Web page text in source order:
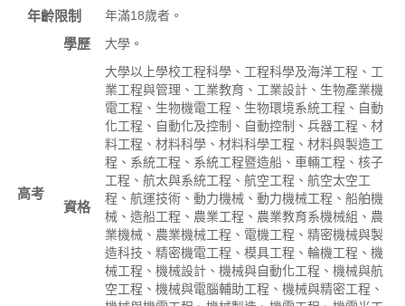
年齡限制 年滿18歲者。
高考
學歷 大學。
資格
大學以上學校工程科學、工程科學及海洋工程、工
業工程與管理、工業教育、工業設計、生物產業機
電工程、生物機電工程、生物環境系統工程、自動
化工程、自動化及控制、自動控制、兵器工程、材
料工程、材料科學、材料科學工程、材料與製造工
程、系統工程、系統工程暨造船、車輛工程、核子
工程、航太與系統工程、航空工程、航空太空工
程、航運技術、動力機械、動力機械工程、船舶機
械、造船工程、農業工程、農業教育系機械組、農
業機械、農業機械工程、電機工程、精密機械與製
造科技、精密機電工程、模具工程、輪機工程、機
械工程、機械設計、機械與自動化工程、機械與航
空工程、機械與電腦輔助工程、機械與精密工程、